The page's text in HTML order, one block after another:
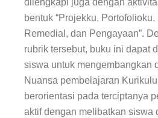
dilengkapi juga dengan
bentuk “Projekku,
Remedial, dan Pengayaan”.
rubrik tersebut, buku ini dapat
siswa untuk mengembangkan
Nuansa pembelajaran
berorientasi pada terciptanya
aktif dengan melibatkan siswa